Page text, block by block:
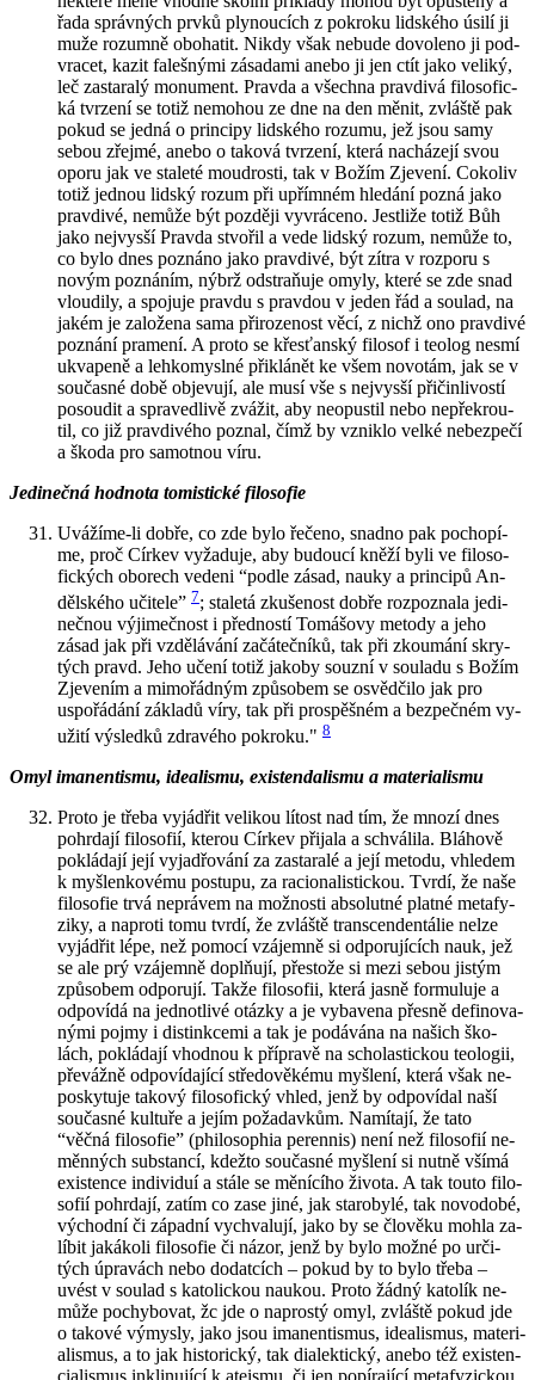
řada správ­ných prvků ply­nou­cích z po­kro­ku lid­ské­ho úsilí ji
muže ro­zum­ně obo­ha­tit. Nikdy však ne­bu­de do­vo­le­no ji pod­
vra­cet, kazit fa­leš­ný­mi zá­sa­da­mi anebo ji jen ctít jako ve­li­ký,
leč za­sta­ra­lý mo­nu­ment. Prav­da a všech­na prav­di­vá fi­lo­so­fic­
ká tvr­ze­ní se totiž ne­mo­hou ze dne na den měnit, zvláš­tě pak
pokud se jedná o prin­ci­py lid­ské­ho ro­zu­mu, jež jsou samy
sebou zřej­mé, anebo o ta­ko­vá tvr­ze­ní, která na­chá­ze­jí svou
oporu jak ve sta­le­té moud­ros­ti, tak v Božím Zje­ve­ní. Co­ko­liv
totiž jed­nou lid­ský rozum při upřím­ném hle­dá­ní pozná jako
prav­di­vé, ne­mů­že být poz­dě­ji vy­vrá­ce­no. Jestli­že totiž Bůh
jako nej­vy­sší Prav­da stvo­řil a vede lid­ský rozum, ne­mů­že to,
co bylo dnes po­zná­no jako prav­di­vé, být zítra v roz­po­ru s
novým po­zná­ním, nýbrž od­st­raňuje omyly, které se zde snad
vlou­di­ly, a spo­ju­je prav­du s prav­dou v jeden řád a sou­lad, na
jakém je za­lo­že­na sama při­ro­ze­nost věcí, z nichž ono prav­di­vé
po­zná­ní pra­me­ní. A proto se křes­ťan­ský fi­lo­sof i te­o­log nesmí
ukva­pe­ně a leh­ko­my­sl­né při­klá­nět ke všem no­vo­tám, jak se v
sou­čas­né době ob­je­vu­jí, ale musí vše s nej­vy­sší při­čin­li­vos­tí
po­sou­dit a spra­ved­li­vě zvá­žit, aby ne­o­pus­til nebo ne­pře­krou­
til, co již prav­di­vé­ho po­znal, čímž by vznik­lo velké ne­bez­pe­čí
a škoda pro sa­mot­nou víru.
Je­di­neč­ná hod­no­ta to­mis­tic­ké fi­lo­so­fie
Uvá­ží­me-li dobře, co zde bylo ře­če­no, snad­no pak po­cho­pí­
me, proč Cír­kev vy­ža­du­je, aby bu­dou­cí kněží byli ve fi­lo­so­
fic­kých obo­rech ve­de­ni “podle zásad, nauky a prin­ci­pů An­
děl­ské­ho uči­te­le” 7; sta­le­tá zku­še­nost dobře roz­po­zna­la je­di­
neč­nou vý­ji­meč­nost i před­nos­tí To­mášo­vy me­to­dy a jeho
zásad jak při vzdě­lá­vá­ní za­čá­teč­ní­ků, tak při zkou­má­ní skry­
tých pravd. Jeho učení totiž ja­ko­by souzní v sou­la­du s Božím
Zje­ve­ním a mi­mo­řád­ným způ­so­bem se osvěd­či­lo jak pro
uspo­řá­dá­ní zá­kla­dů víry, tak při pro­spěš­ném a bez­peč­ném vy­
u­ži­tí vý­sled­ků zdra­vé­ho po­kro­ku." 8
Omyl ima­nen­tis­mu, ide­a­lis­mu, exis­ten­da­lis­mu a ma­te­ri­a­lis­mu
Proto je třeba vy­já­d­řit ve­li­kou lí­tost nad tím, že mnozí dnes
po­hr­da­jí fi­lo­so­fií, kte­rou Cír­kev při­ja­la a schvá­li­la. Blá­ho­vě
po­klá­da­jí její vy­ja­d­řo­vá­ní za za­sta­ra­lé a její me­to­du, vhle­dem
k myš­len­ko­vé­mu po­stu­pu, za ra­ci­o­na­lis­tic­kou. Tvrdí, že naše
fi­lo­so­fie trvá ne­prá­vem na mož­nos­ti ab­so­lut­né plat­né me­ta­fy­
zi­ky, a na­pro­ti tomu tvrdí, že zvláš­tě transcen­den­tá­lie nelze
vy­já­d­řit lépe, než po­mo­cí vzá­jem­ně si od­po­ru­jí­cích nauk, jež
se ale prý vzá­jem­ně doplňují, přes­to­že si mezi sebou jis­tým
způ­so­bem od­po­ru­jí. Takže fi­lo­so­fii, která jasně for­mu­lu­je a
od­po­ví­dá na jed­not­li­vé otáz­ky a je vy­ba­ve­na přes­ně de­fi­no­va­
ný­mi pojmy i distink­ce­mi a tak je po­dá­vá­na na na­šich ško­
lách, po­klá­da­jí vhod­nou k pří­pra­vě na scho­las­tic­kou te­o­lo­gii,
pře­váž­ně od­po­ví­da­jí­cí stře­do­vě­ké­mu myš­le­ní, která však ne­
po­sky­tu­je ta­ko­vý fi­lo­so­fic­ký vhled, jenž by od­po­ví­dal naší
sou­čas­né kul­tu­ře a jejím po­ža­dav­kům. Na­mí­ta­jí, že tato
“věčná fi­lo­so­fie” (phi­lo­so­phia pe­ren­nis) není než fi­lo­so­fií ne­
měn­ných sub­stan­cí, kdež­to sou­čas­né myš­le­ní si nutně všímá
exis­ten­ce in­di­vi­duí a stále se mě­ní­cí­ho ži­vo­ta. A tak touto fi­lo­
so­fií po­hr­da­jí, zatím co zase jiné, jak sta­ro­by­lé, tak no­vo­do­bé,
vý­chod­ní či zá­pad­ní vy­chva­lu­jí, jako by se člo­vě­ku mohla za­
lí­bit ja­ká­ko­li fi­lo­so­fie či názor, jenž by bylo možné po ur­či­
tých úpra­vách nebo do­dat­cích – pokud by to bylo třeba –
uvést v sou­lad s ka­to­lic­kou nau­kou. Proto žádný ka­to­lík ne­
mů­že po­chy­bo­vat, žc jde o na­pros­tý omyl, zvláš­tě pokud jde
o ta­ko­vé vý­mys­ly, jako jsou ima­nen­tis­mus, ide­a­lis­mus, ma­te­ri­
a­lis­mus, a to jak his­to­ric­ký, tak di­a­lek­tic­ký, anebo též exis­ten­